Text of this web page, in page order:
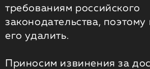
требованиям российского
законодательства,
его удалить.
Приносим извинения за